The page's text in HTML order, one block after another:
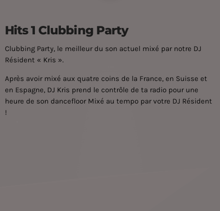
Hits 1 Clubbing Party
Clubbing Party, le meilleur du son actuel mixé par notre DJ
Résident « Kris ».
Après avoir mixé aux quatre coins de la France, en Suisse et
en Espagne, DJ Kris prend le contrôle de ta radio pour une
heure de son dancefloor Mixé au tempo par votre DJ Résident
!